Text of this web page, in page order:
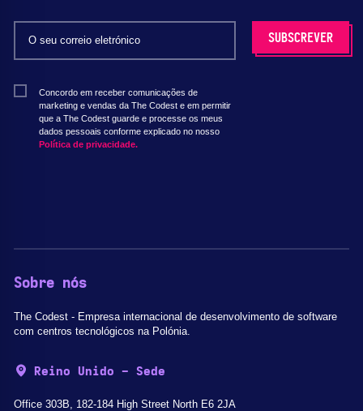
Concordo em receber comunicações de
marketing e vendas da The Codest e em permitir
que a The Codest guarde e processe os meus
dados pessoais conforme explicado no nosso
Política de privacidade.
Sobre nós
The Codest - Empresa internacional de desenvolvimento de software
com centros tecnológicos na Polónia.
Reino Unido - Sede
Office 303B, 182-184 High Street North E6 2JA